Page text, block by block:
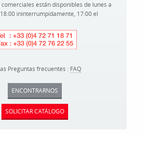
están disponibles de lunes a
ininterrumpidamente, 17:00 el
Preguntas frecuentes : FAQ
ENCONTRARNOS
SOLICITAR CATÁLOGO